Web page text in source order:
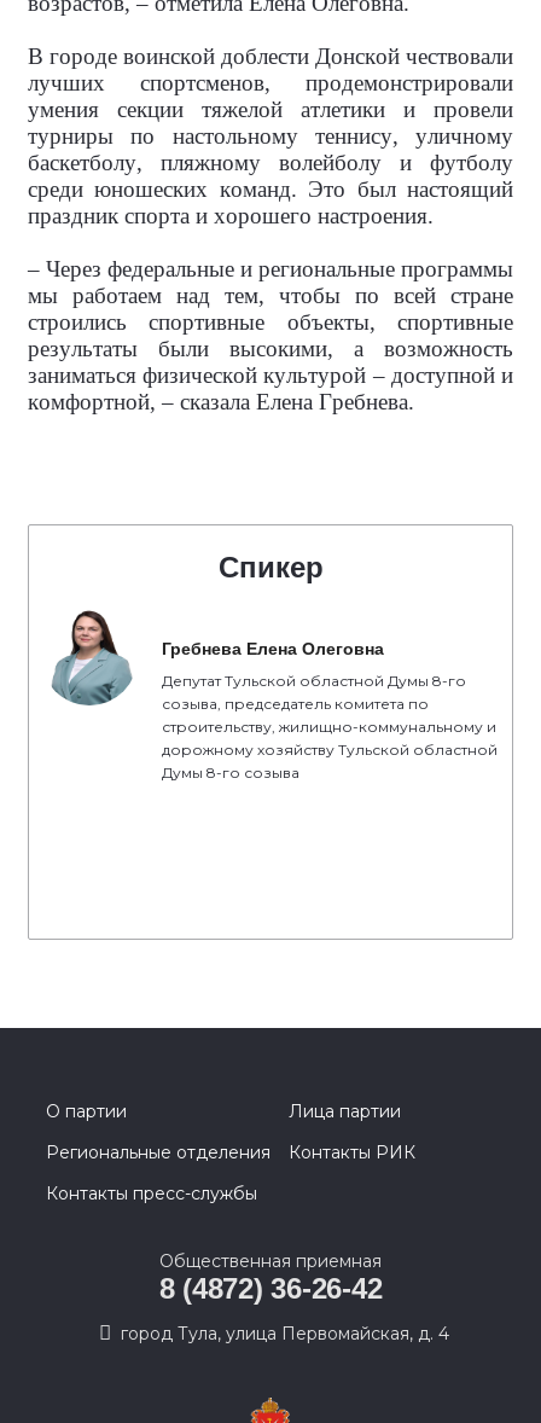
В городе воинской доблести Донской чествовали
лучших спортсменов, продемонстрировали
умения секции тяжелой атлетики и провели
турниры по настольному теннису, уличному
баскетболу, пляжному волейболу и футболу
среди юношеских команд. Это был настоящий
праздник спорта и хорошего настроения.
– Через федеральные и региональные программы
мы работаем над тем, чтобы по всей стране
строились спортивные объекты, спортивные
результаты были высокими, а возможность
заниматься физической культурой – доступной и
комфортной, – сказала Елена Гребнева.
Спикер
Гребнева Елена Олеговна
Депутат Тульской областной Думы 8-го
созыва, председатель комитета по
строительству, жилищно-коммунальному и
дорожному хозяйству Тульской областной
Думы 8-го созыва
О партии
Лица партии
Региональные отделения
Контакты РИК
Контакты пресс-службы
Общественная приемная
8 (4872) 36-26-42
город Тула, улица Первомайская, д. 4